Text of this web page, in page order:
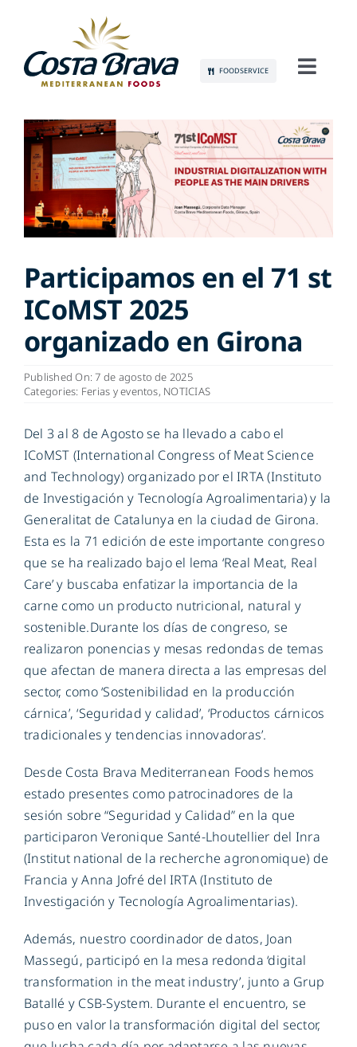
content
FOODSERVICE
SOSTENIBILIDAD
PRODUCTOS
EMPLEO
CONTACTO
Participamos en el 71 st
ICoMST 2025
organizado en Girona
Published On: 7 de agosto de 2025
Categories: Ferias y eventos, NOTICIAS
Del 3 al 8 de Agosto se ha llevado a cabo el
ICoMST (International Congress of Meat Science
and Technology) organizado por el IRTA (Instituto
de Investigación y Tecnología Agroalimentaria) y la
Generalitat de Catalunya en la ciudad de Girona.
Esta es la 71 edición de este importante congreso
que se ha realizado bajo el lema ‘Real Meat, Real
Care’ y buscaba enfatizar la importancia de la
carne como un producto nutricional, natural y
sostenible.Durante los días de congreso, se
realizaron ponencias y mesas redondas de temas
que afectan de manera directa a las empresas del
sector, como ‘Sostenibilidad en la producción
cárnica’, ‘Seguridad y calidad’, ‘Productos cárnicos
tradicionales y tendencias innovadoras’.
Desde Costa Brava Mediterranean Foods hemos
estado presentes como patrocinadores de la
sesión sobre “Seguridad y Calidad” en la que
participaron Veronique Santé-Lhoutellier del Inra
(Institut national de la recherche agronomique) de
Francia y Anna Jofré del IRTA (Instituto de
Investigación y Tecnología Agroalimentarias).
Además, nuestro coordinador de datos, Joan
Massegú, participó en la mesa redonda ‘digital
transformation in the meat industry’, junto a Grup
Batallé y CSB-System. Durante el encuentro, se
puso en valor la transformación digital del sector,